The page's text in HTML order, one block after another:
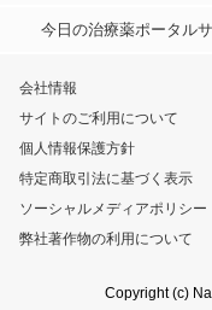
今日の治療薬ポータル
会社情報
サイトのご利用について
個人情報保護方針
特定商取引法に基づく表示
ソーシャルメディアポリシー
弊社著作物の利用について
Copyright (c)